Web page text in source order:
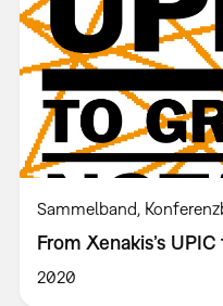
Sammelband
From Xenakis’s
2020